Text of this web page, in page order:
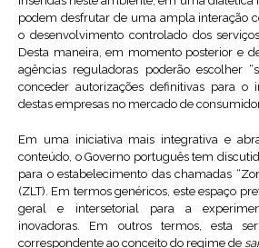
podem desfrutar de uma ampla interação
o desenvolvimento controlado dos
Desta maneira, em momento posterior e
agências reguladoras poderão escolher
conceder autorizações definitivas para o
destas empresas no mercado de
Em uma iniciativa mais integrativa e
conteúdo, o Governo português tem
para o estabelecimento das chamadas
(ZLT). Em termos genéricos, este espaço
geral e intersetorial para a
inovadoras. Em outros termos, esta
correspondente ao conceito do regime de